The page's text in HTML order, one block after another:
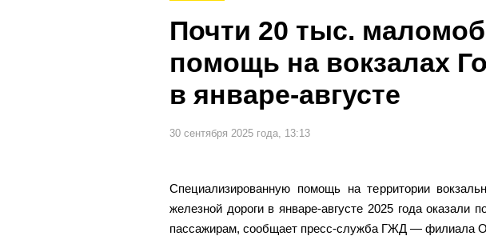
Почти 20 тыс.
помощь на вокзалах
в январе-августе
30 сентября 2025 года, 13:13
Специализированную помощь на территории
железной дороги в январе-августе 2025 года оказали
пассажирам, сообщает пресс-служба ГЖД —